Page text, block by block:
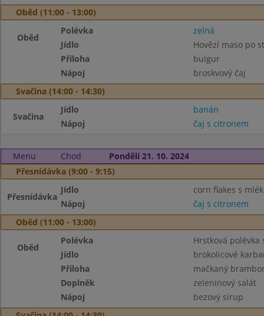
Oběd (11:00 - 13:00)
Oběd
Polévka
zelná
Jídlo
Hovězí maso po
Příloha
bulgur
Nápoj
broskvový čaj
Svačina (14:00 - 14:30)
Svačina
Jídlo
banán
Nápoj
čaj s citronem
Menu Chod
Pondělí 21. 10. 2024
Přesnídávka (9:00 - 9:15)
Přesnídávka
Jídlo
corn flakes s
Nápoj
čaj s citronem
Oběd (11:00 - 13:00)
Oběd
Polévka
Hrstková
Jídlo
brokolicové
Příloha
mačkaný
Doplněk
zeleninový salát
Nápoj
bezový sirup